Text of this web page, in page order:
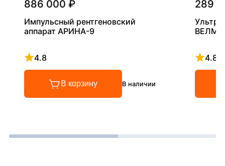
886 000 ₽
Импульсный рентгеновский
аппарат АРИНА-9
4.8
Рейтинг 4.8 из 5
В корзину В наличии
289
4.8